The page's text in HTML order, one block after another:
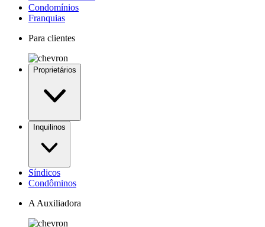
Condomínios
Franquias
Para clientes
Proprietários
Inquilinos
Síndicos
Condôminos
A Auxiliadora